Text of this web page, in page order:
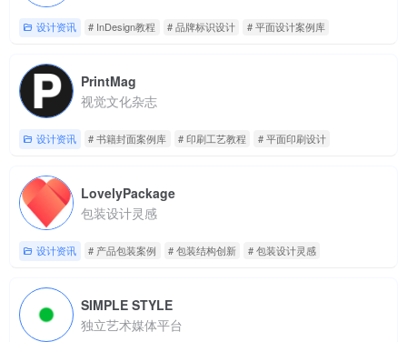
设计资讯 # InDesign教程 # 品牌标识设计 # 平面设计案例库
PrintMag
视觉文化杂志
设计资讯 # 书籍封面案例库 # 印刷工艺教程 # 平面印刷设计
LovelyPackage
包装设计灵感
设计资讯 # 产品包装案例 # 包装结构创新 # 包装设计灵感
SIMPLE STYLE
独立艺术媒体平台